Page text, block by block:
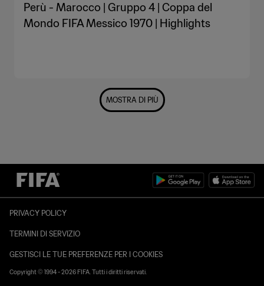
Perù - Marocco | Gruppo 4 | Coppa del
Mondo FIFA Messico 1970 | Highlights
MOSTRA DI PIÙ
PRIVACY POLICY
TERMINI DI SERVIZIO
GESTISCI LE TUE PREFERENZE PER I COOKIES
Copyright © 1994 - 2026 FIFA. Tutti i diritti riservati.